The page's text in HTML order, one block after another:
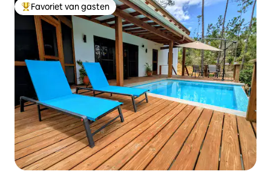
Topfavoriet van gasten
Favoriet van gasten